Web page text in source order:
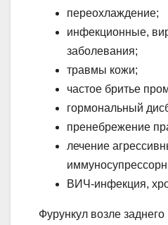
переохлаждение;
инфекционные,
заболевания;
травмы кожи;
частое бритье
гормональный
пренебрежение
лечение
ВИЧ-инфекция,
Фурункул возле